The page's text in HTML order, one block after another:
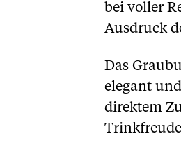
bei voller
Ausdruck
Das
elegant
direktem